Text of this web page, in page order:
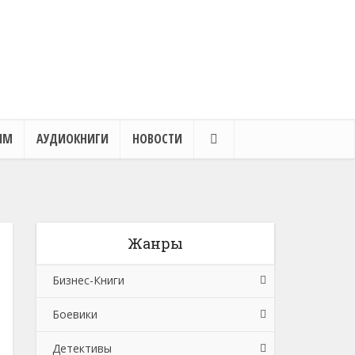
АУДИОКНИГИ НОВОСТИ
Жанры
Бизнес-Книги
Банковское дело
Бухучет, налогообложение, аудит
Боевики
Боевики: Прочее
Детективы